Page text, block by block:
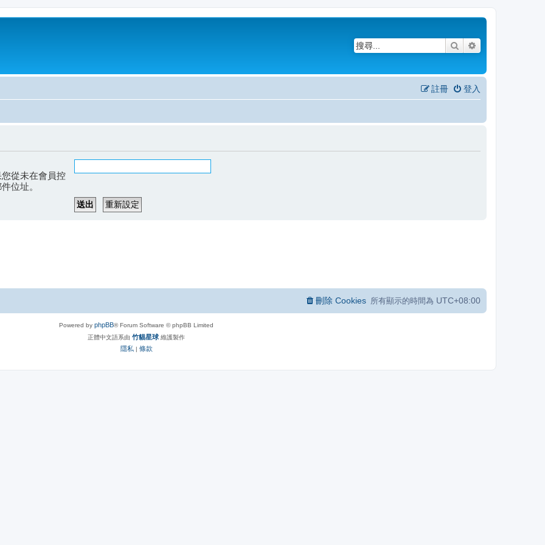
搜尋
登入
註冊
從未在會員控
位址。
所有顯示的時間為 UTC+08:00
刪除 Cookies
Powered by phpBB® Forum Software © phpBB Limited
正體中文語系由 竹貓星球 維護製作
隱私| 條款